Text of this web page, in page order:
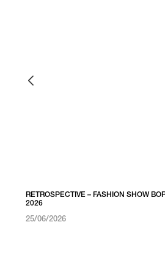
RETROSPECTIVE – FASHION SHOW
2026
25/06/2026